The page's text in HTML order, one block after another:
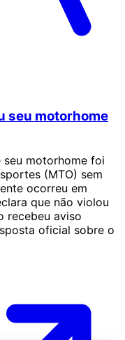
seu motorhome
seu motorhome foi
(MTO) sem
ocorreu em
que não violou
recebeu aviso
oficial sobre o